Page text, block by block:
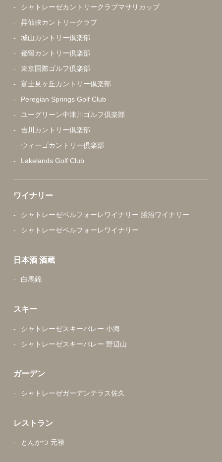
シャトレーゼカントリークラブマサリカップ
昇仙峡カントリークラブ
城山カントリー倶楽部
都留カントリー倶楽部
東京国際ゴルフ倶楽部
富士見ヶ丘カントリー倶楽部
Peregian Springs Golf Club
ユーグリーン中津川ゴルフ倶楽部
吉川カントリー倶楽部
ウィーゴカントリー倶楽部
Lakelands Golf Club
ワイナリー
シャトレーゼベルフォーレワイナリー 勝沼ワイナリー
シャトレーゼベルフォーレワイナリー
日本酒 酒蔵
白馬錦
スキー
シャトレーゼスキーバレー 小海
シャトレーゼスキーバレー 野辺山
ガーデン
シャトレーゼガーデンテラス佐久
レストラン
とんかつ 元禄